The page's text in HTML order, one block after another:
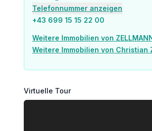
Bei ZELLMANN IMMOBILIEN legen wir größten Wert auf persönliche Beratung, Transparenz und Service auf höchstem Niveau. Jede Besichtigung ist unverbindlich und findet in entspannter Atmosphäre
RECHTLICHE HINWEISE
Zur Erstellung und sprachlichen Optimierung dieses Exposés wurden moderne KI-gestützte Technologien eingesetzt. Sämtliche Inhalte wurden von ZELLMANN IMMOBILIEN
Telefonnummer anzeigen
+43 699 15 15 22 00
Weitere Immobilien von
Weitere Immobilien von Christian
Virtuelle Tour